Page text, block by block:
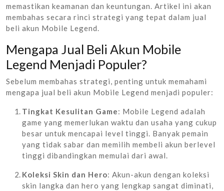
memastikan keamanan dan keuntungan. Artikel ini akan
membahas secara rinci strategi yang tepat dalam jual
beli akun Mobile Legend.
Mengapa Jual Beli Akun Mobile
Legend Menjadi Populer?
Sebelum membahas strategi, penting untuk memahami
mengapa jual beli akun Mobile Legend menjadi populer:
Tingkat Kesulitan Game: Mobile Legend adalah
game yang memerlukan waktu dan usaha yang cukup
besar untuk mencapai level tinggi. Banyak pemain
yang tidak sabar dan memilih membeli akun berlevel
tinggi dibandingkan memulai dari awal.
Koleksi Skin dan Hero: Akun-akun dengan koleksi
skin langka dan hero yang lengkap sangat diminati,